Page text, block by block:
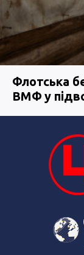
Флотська
ВМФ у